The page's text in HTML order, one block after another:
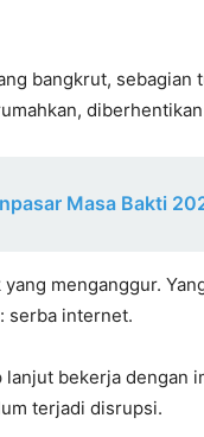
bangkrut,
Masa Bakti
menganggur.
serba internet.
bekerja dengan
terjadi disrupsi.